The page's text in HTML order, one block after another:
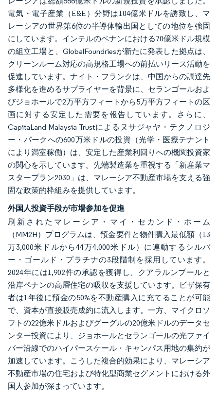
電気・電子産業（E&E）分野は104億米ドルを誘致し、マ
レーシアの世界第6位の半導体輸出国としての地位を強固
にしています。インテルのペナンにおける70億米ドル規模
の組立工場と、GlobalFoundriesが新たに発表した拠点は、
クリーンルーム対応の高規格工場への前払いリース活動を
促進しています。ナイト・フランクは、中国からの調達先
多様化を進めるサプライヤーを背景に、セランゴールおよ
びジョホールで2万平方フィートから5万平方フィートの区
画に対する安定した需要を報告しています。さらに、
CapitaLand Malaysia Trustによるヌサジャヤ・テクノロジ
ー・パークへの600万米ドルの投資（光学・医療テナント
により満室稼働）は、安定した産業利回りへの機関投資家
の関心を示しています。先端製造業を重視する「新産業マ
スタープラン2030」は、マレーシア不動産市場を支える強
固な政策的枠組みを提供しています。
外国人投資手段が市場参加を促進
刷新されたマレーシア・マイ・セカンド・ホーム
（MM2H）プログラムは、預金要件と物件購入最低額（13
万3,000米ドルから44万4,000米ドル）に連動するシルバ
ー・ゴールド・プラチナの3段階制を採用しています。
2024年には1,902件の承認を獲得し、クアラルンプールと
沿岸ペナンの高層住宅の吸収を支援しています。ビザ保有
者は1年後に預金の50%を不動産購入に充てることが可能
で、資本が直接販売成約に流入します。一方、マイクロソ
フトの22億米ドルおよびグーグルの20億米ドルのデータセ
ンター投資により、ジョホールとセランゴールの光ファイ
バー沿線でのハイパースケール・キャンパス用地の集約が
加速しています。こうした複合的効果により、マレーシア
不動産市場の住宅および特化型商業セグメントにおける外
国人参加が深まっています。